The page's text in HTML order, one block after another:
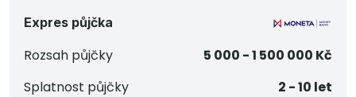
Expres půjčka
Rozsah půjčky
5 000 - 1 500 000 Kč
Splatnost půjčky
2 - 10 let